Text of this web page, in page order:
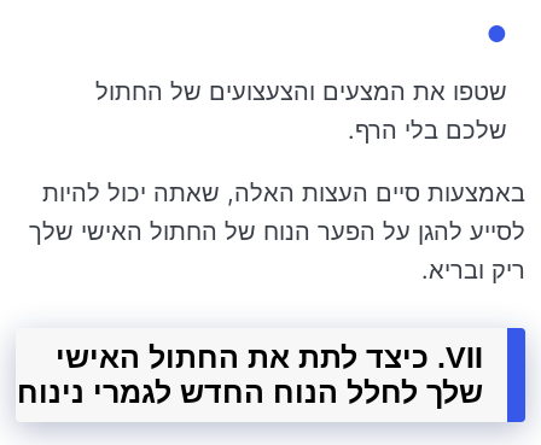
שטפו את המצעים והצעצועים של החתול
שלכם בלי הרף.
באמצעות סיים העצות האלה, שאתה יכול להיות
לסייע להגן על הפער הנוח של החתול האישי שלך
ריק ובריא.
VII. כיצד לתת את החתול האישי
שלך לחלל הנוח החדש לגמרי נינוח